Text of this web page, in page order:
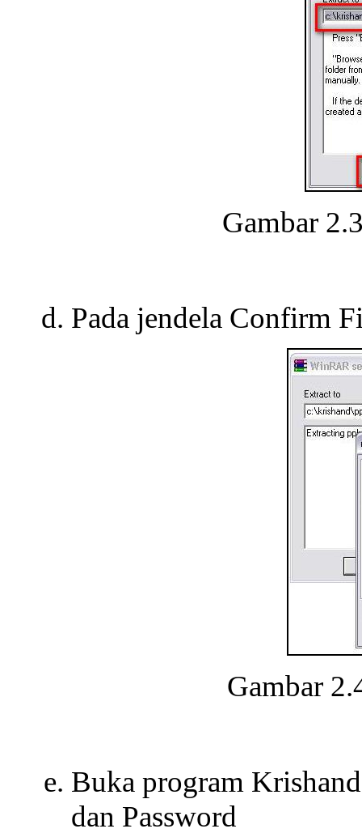
Gambar
Pada jendela Confirm
Gambar
Buka program
dan Password